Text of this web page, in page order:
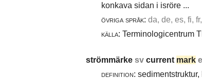
konkava sidan i isröre ...
övriga språk: da, de, es, fi,
källa: Terminologicentrum
strömmärke sv current mark
definition: